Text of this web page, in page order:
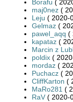
Borafu (
maj0nez (
Leju ( 2020-
Gelmaz (
pawel_aqq (
kapataz (
Marcin z
poldix (
mordaz (
Puchacz (
CliffKarton (
MaRo281 (
RaV ( 2020-